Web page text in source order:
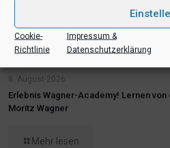
Cookie-
Richtlinie
Impressum &
Datenschutzerklärung
8. August 2026
Erlebnis Wagner-Academy! Lernen von
Moritz Wagner
Mehr lesen